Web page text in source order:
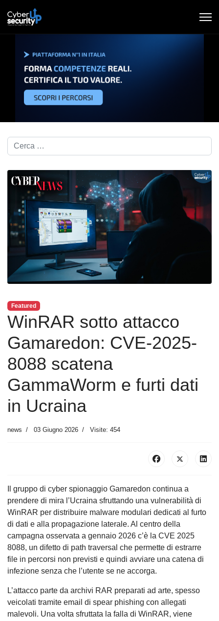
Cerca nel blog...
Featured
WinRAR sotto attacco
Gamaredon: CVE-2025-
8088 scatena
GammaWorm e furti dati
in Ucraina
news 03 Giugno 2026 Visite: 454
Il gruppo di cyber spionaggio Gamaredon continua a
prendere di mira l’Ucraina sfruttando una vulnerabilità di
WinRAR per distribuire malware modulari dedicati al furto
di dati e alla propagazione laterale. Al centro della
campagna osservata a gennaio 2026 c’è la CVE 2025
8088, un difetto di path traversal che permette di estrarre
file in percorsi non previsti e quindi avviare una catena di
infezione senza che l’utente se ne accorga.
L’attacco parte da archivi RAR preparati ad arte, spesso
veicolati tramite email di spear phishing con allegati
malevoli. Una volta sfruttata la falla di WinRAR, viene